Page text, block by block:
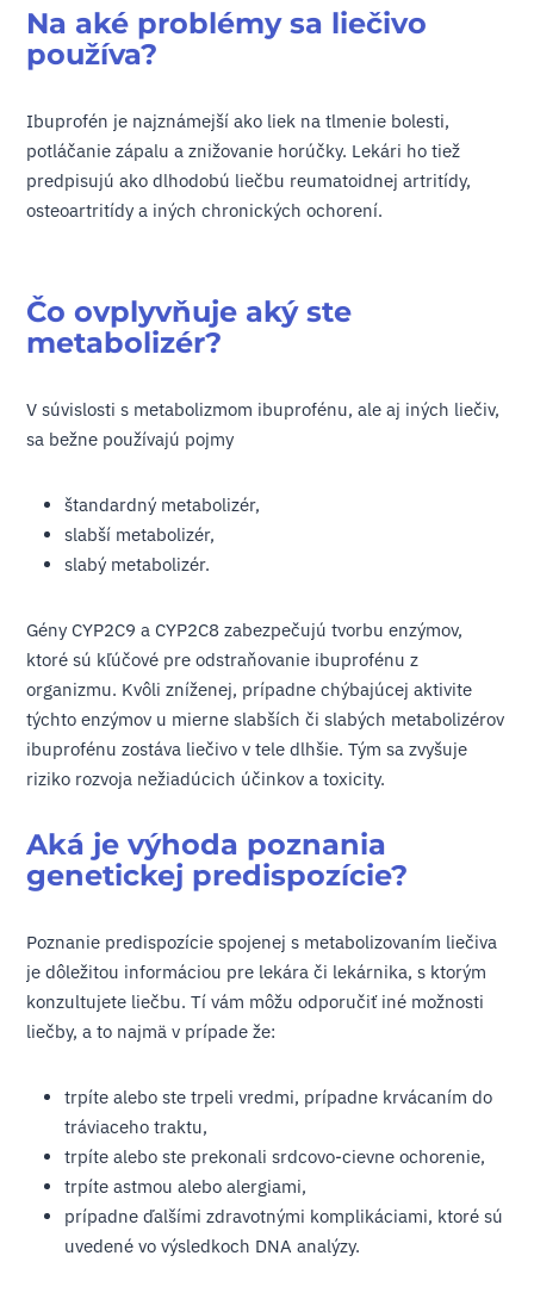
Na aké problémy sa liečivo
používa?
Ibuprofén je najznámejší ako liek na tlmenie bolesti,
potláčanie zápalu a znižovanie horúčky. Lekári ho tiež
predpisujú ako dlhodobú liečbu reumatoidnej artritídy,
osteoartritídy a iných chronických ochorení.
Čo ovplyvňuje aký ste
metabolizér?
V súvislosti s metabolizmom ibuprofénu, ale aj iných liečiv,
sa bežne používajú pojmy
štandardný metabolizér,
slabší metabolizér,
slabý metabolizér.
Gény CYP2C9 a CYP2C8 zabezpečujú tvorbu enzýmov,
ktoré sú kľúčové pre odstraňovanie ibuprofénu z
organizmu. Kvôli zníženej, prípadne chýbajúcej aktivite
týchto enzýmov u mierne slabších či slabých metabolizérov
ibuprofénu zostáva liečivo v tele dlhšie. Tým sa zvyšuje
riziko rozvoja nežiadúcich účinkov a toxicity.
Aká je výhoda poznania
genetickej predispozície?
Poznanie predispozície spojenej s metabolizovaním liečiva
je dôležitou informáciou pre lekára či lekárnika, s ktorým
konzultujete liečbu. Tí vám môžu odporučiť iné možnosti
liečby, a to najmä v prípade že:
trpíte alebo ste trpeli vredmi, prípadne krvácaním do
tráviaceho traktu,
trpíte alebo ste prekonali srdcovo-cievne ochorenie,
trpíte astmou alebo alergiami,
prípadne ďalšími zdravotnými komplikáciami, ktoré sú
uvedené vo výsledkoch DNA analýzy.